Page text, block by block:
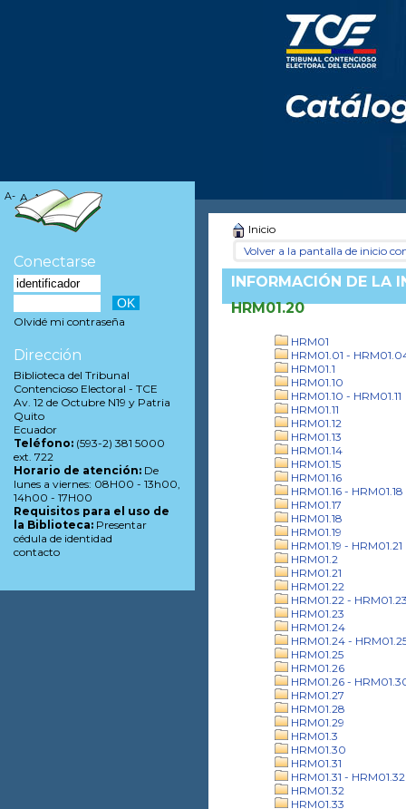
Inicio
Volver a la pantalla de inicio
INFORMACIÓN DE LA
HRM01.20
HRM01
HRM01.01 -
HRM01.1
HRM01.10
HRM01.10 - HRM01.11
HRM01.11
HRM01.12
HRM01.13
HRM01.14
HRM01.15
HRM01.16
HRM01.16 - HRM01.18
HRM01.17
HRM01.18
HRM01.19
HRM01.19 - HRM01.21
HRM01.2
HRM01.21
HRM01.22
HRM01.22 -
HRM01.23
HRM01.24
HRM01.24 -
HRM01.25
HRM01.26
HRM01.26 -
HRM01.27
HRM01.28
HRM01.29
HRM01.3
HRM01.30
HRM01.31
HRM01.31 - HRM01.32
HRM01.32
HRM01.33
A- A A+
Conectarse
Olvidé mi contraseña
Dirección
Biblioteca del Tribunal
Contencioso Electoral - TCE
Av. 12 de Octubre N19 y Patria
Quito
Ecuador
Teléfono: (593-2) 381 5000
ext. 722
Horario de atención: De
lunes a viernes: 08H00 - 13h00,
14h00 - 17H00
Requisitos para el uso de
la Biblioteca: Presentar
cédula de identidad
contacto